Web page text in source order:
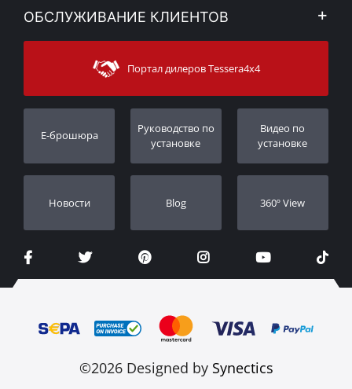
Новости
Sitemap
Mой Aккаунт
Методы доставки
ОБСЛУЖИВАНИЕ КЛИЕНТОВ
Связаться с
Поддержка клиентов
Порядок слежения
Дилеры
Портал дилеров Tessera4x4
E-брошюра
Pуководство по
установке
Видео по
установке
Новости Blog 360º View
©2026 Designed by Synectics